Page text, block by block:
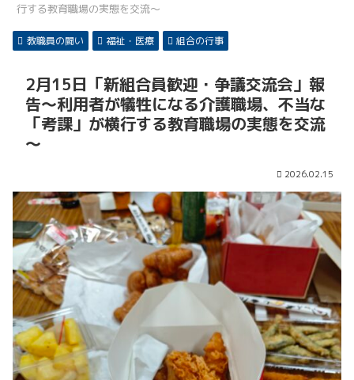
行する教育職場の実態を交流～
教職員の闘い 福祉・医療 組合の行事
2月15日「新組合員歓迎・争議交流会」報
告～利用者が犠牲になる介護職場、不当な
「考課」が横行する教育職場の実態を交流
～
2026.02.15